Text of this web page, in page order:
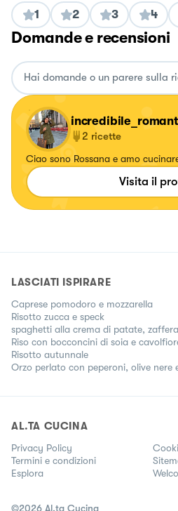
1 2 3 4
Domande e recensioni
2 ricette
Ciao sono Rossana e amo
Visita il
LASCIATI ISPIRARE
Caprese pomodoro e mozzarella
Risotto zucca e speck
spaghetti alla crema di patate,
Riso con bocconcini di soia e
Risotto autunnale
Orzo perlato con peperoni, olive nere
AL.TA CUCINA
Privacy Policy
Termini e condizioni
Esplora
©2026 Al.ta Cucina